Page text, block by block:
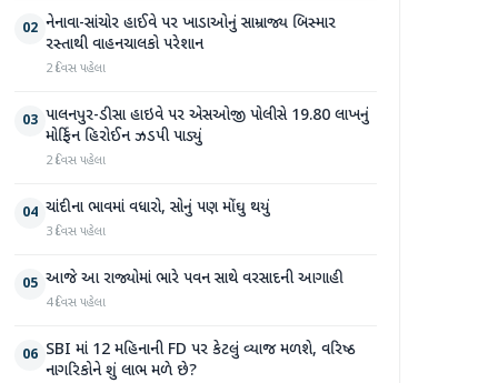
02 નેનાવા-સાંચોર હાઈવે પર ખાડાઓનું સામ્રાજ્ય બિસ્માર
રસ્તાથી વાહનચાલકો પરેશાન
2 દિવસ પહેલા
03 પાલનપુર-ડીસા હાઇવે પર એસઓજી પોલીસે 19.80 લાખનું
મોર્ફિન હિરોઈન ઝડપી પાડ્યું
2 દિવસ પહેલા
04 ચાંદીના ભાવમાં વધારો, સોનું પણ મોંઘુ થયું
3 દિવસ પહેલા
05 આજે આ રાજ્યોમાં ભારે પવન સાથે વરસાદની આગાહી
4 દિવસ પહેલા
06 SBI માં 12 મહિનાની FD પર કેટલું વ્યાજ મળશે, વરિષ્ઠ
નાગરિકોને શું લાભ મળે છે?